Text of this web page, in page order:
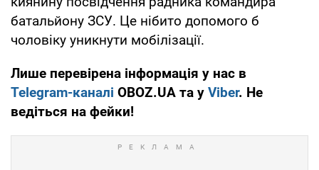
батальйону ЗСУ. Це нібито допомого б
чоловіку уникнути мобілізації.
Лише перевірена інформація у нас в
Telegram-каналі OBOZ.UA та у Viber. Не
ведіться на фейки!